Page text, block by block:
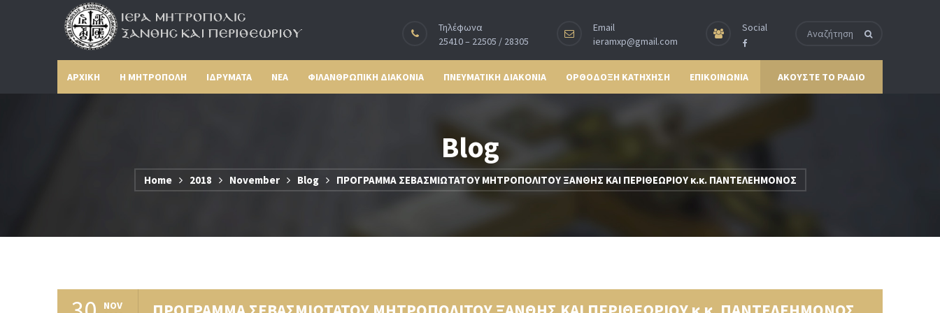
Τηλέφωνα
25410 – 22505 / 28305
Email
ieramxp@gmail.com
Social
ΑΡΧΙΚΗ Η ΜΗΤΡΟΠΟΛΗ ΙΔΡΥΜΑΤΑ ΝΕΑ ΦΙΛΑΝΘΡΩΠΙΚΗ ΔΙΑΚΟΝΙΑ ΠΝΕΥΜΑΤΙΚΗ ΔΙΑΚΟΝΙΑ ΟΡΘΟΔΟΞΗ ΚΑΤΗΧΗΣΗ ΕΠΙΚΟΙΝΩΝΙΑ ΑΚΟΥΣΤΕ ΤΟ ΡΑΔΙΟ
Blog
Home 2018 November Blog ΠΡΟΓΡΑΜΜΑ ΣΕΒΑΣΜΙΩΤΑΤΟΥ ΜΗΤΡΟΠΟΛΙΤΟΥ ΞΑΝΘΗΣ ΚΑΙ ΠΕΡΙΘΕΩΡΙΟΥ κ.κ. ΠΑΝΤΕΛΕΗΜΟΝΟΣ
NOV